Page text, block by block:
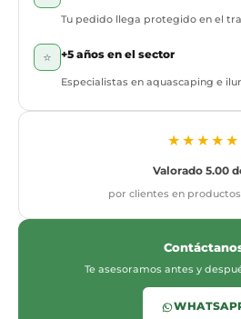
Tu pedido llega protegido en el
⭐ +5 años en el sector
Especialistas en aquascaping e
★★★★★
Valorado 5.00
por clientes en
Te asesoramos antes y